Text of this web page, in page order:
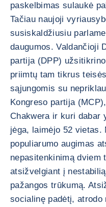
paskelbimas sulaukė
Tačiau naujoji
susiskaldžiusiu
daugumos. Valdančioji
partija (DPP)
priimtų tam tikrus
sąjungomis su
Kongreso partija
Chakwera ir kuri dabar
jėga, laimėjo 52 vietas.
populiarumo augimas
nepasitenkinimą dviem
atsižvelgiant į
pažangos trūkumą.
socialinę padėtį,